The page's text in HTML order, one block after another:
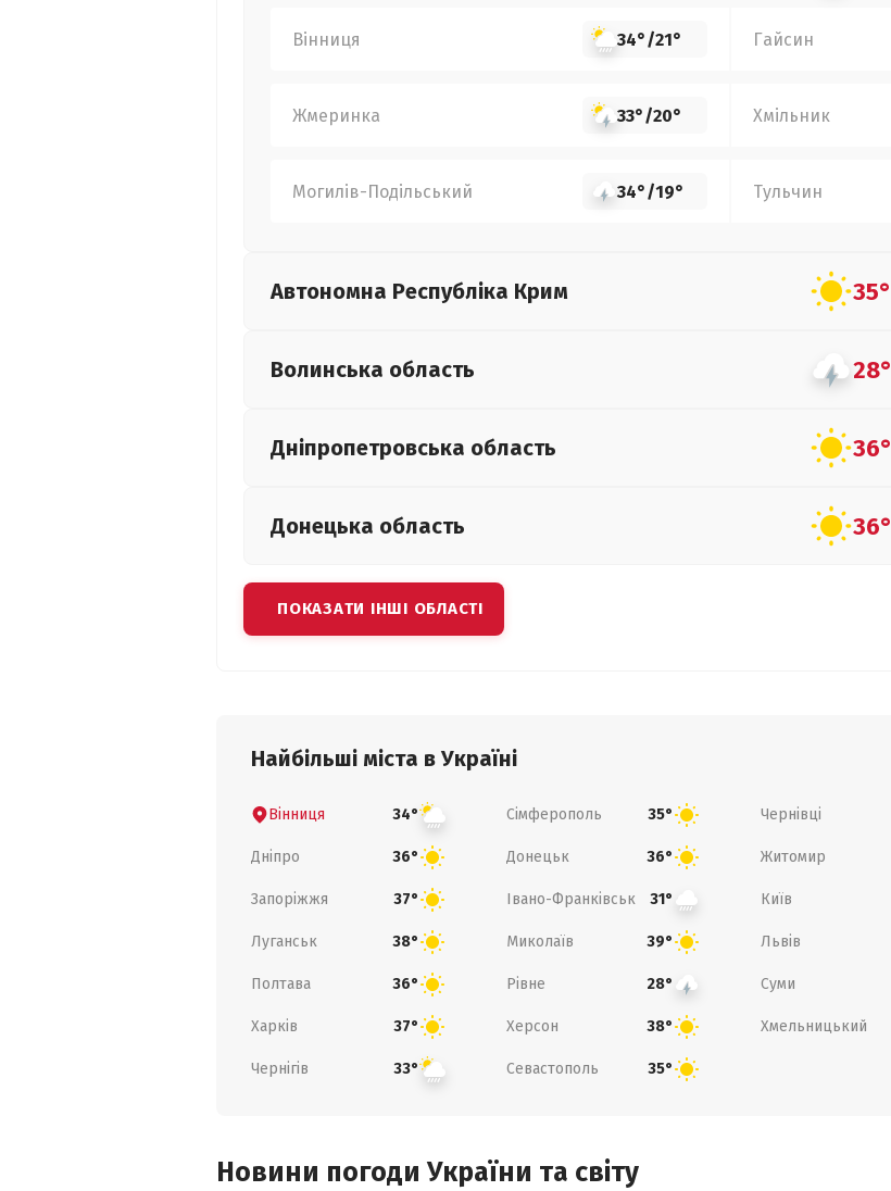
Вінниця 34°/21° Гайсин
Жмеринка 33°/20° Хмільник
Могилів-Подільський 34°/19° Тульчин
Автономна Республіка Крим 35°
Волинська область 28°
Дніпропетровська область 36°
Донецька область 36°
ПОКАЗАТИ ІНШІ ОБЛАСТІ
Найбільші міста в Україні
Вінниця 34° Сімферополь 35° Чернівці
Дніпро 36° Донецьк 36° Житомир
Запоріжжя 37° Івано-Франківськ 31° Київ
Луганськ 38° Миколаїв 39° Львів
Полтава 36° Рівне 28° Суми
Харків 37° Херсон 38° Хмельницький
Чернігів 33° Севастополь 35°
Новини погоди України та світу